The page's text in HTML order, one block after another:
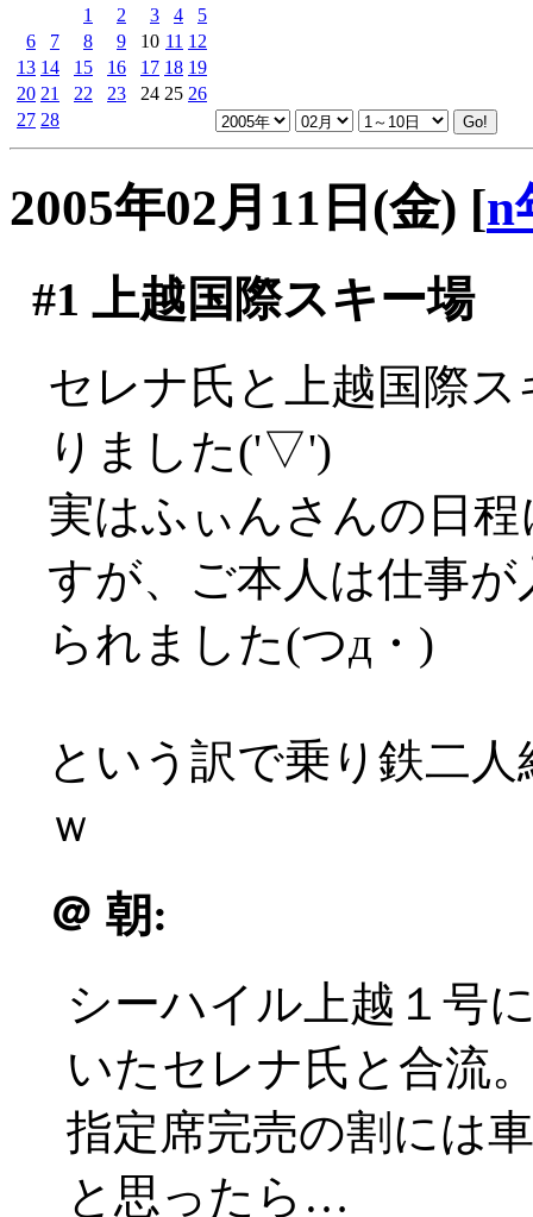
1
2 3 4
5
6
7 8 9 10 11 12
13 14 15 16 17 18 19
20 21 22 23 24 25 26
27 28
2005年02月11日(金) [n
#1 上越国際スキー場
セレナ氏と上越国際
りました('▽')
実はふぃんさんの日
すが、ご本人は仕事
られました(つд・)
という訳で乗り鉄二
ｗ
＠ 朝:
シーハイル上越１号
いたセレナ氏と合流
指定席完売の割には
と思ったら…